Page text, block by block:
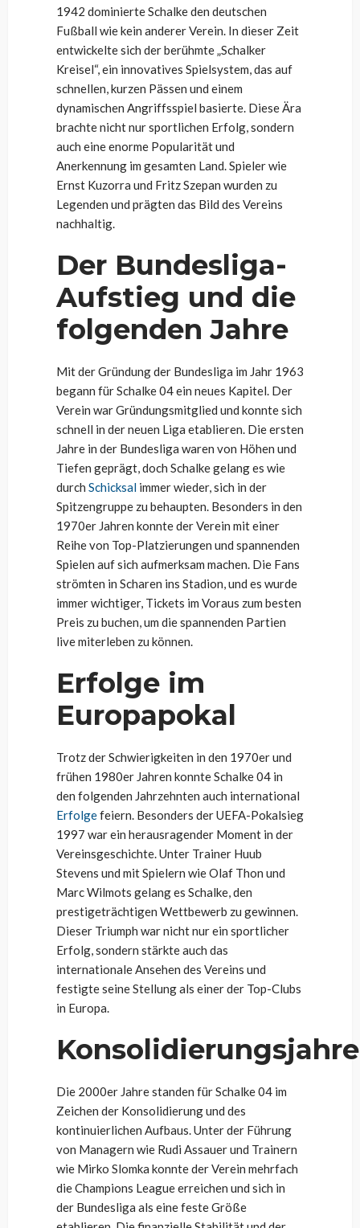
1942 dominierte Schalke den deutschen
Fußball wie kein anderer Verein. In dieser Zeit
entwickelte sich der berühmte „Schalker
Kreisel“, ein innovatives Spielsystem, das auf
schnellen, kurzen Pässen und einem
dynamischen Angriffsspiel basierte. Diese Ära
brachte nicht nur sportlichen Erfolg, sondern
auch eine enorme Popularität und
Anerkennung im gesamten Land. Spieler wie
Ernst Kuzorra und Fritz Szepan wurden zu
Legenden und prägten das Bild des Vereins
nachhaltig.
Der Bundesliga-
Aufstieg und die
folgenden Jahre
Mit der Gründung der Bundesliga im Jahr 1963
begann für Schalke 04 ein neues Kapitel. Der
Verein war Gründungsmitglied und konnte sich
schnell in der neuen Liga etablieren. Die ersten
Jahre in der Bundesliga waren von Höhen und
Tiefen geprägt, doch Schalke gelang es wie
durch Schicksal immer wieder, sich in der
Spitzengruppe zu behaupten. Besonders in den
1970er Jahren konnte der Verein mit einer
Reihe von Top-Platzierungen und spannenden
Spielen auf sich aufmerksam machen. Die Fans
strömten in Scharen ins Stadion, und es wurde
immer wichtiger, Tickets im Voraus zum besten
Preis zu buchen, um die spannenden Partien
live miterleben zu können.
Erfolge im
Europapokal
Trotz der Schwierigkeiten in den 1970er und
frühen 1980er Jahren konnte Schalke 04 in
den folgenden Jahrzehnten auch international
Erfolgefeiern. Besonders der UEFA-Pokalsieg
1997 war ein herausragender Moment in der
Vereinsgeschichte. Unter Trainer Huub
Stevens und mit Spielern wie Olaf Thon und
Marc Wilmots gelang es Schalke, den
prestigeträchtigen Wettbewerb zu gewinnen.
Dieser Triumph war nicht nur ein sportlicher
Erfolg, sondern stärkte auch das
internationale Ansehen des Vereins und
festigte seine Stellung als einer der Top-Clubs
in Europa.
Konsolidierungsjahre
Die 2000er Jahre standen für Schalke 04 im
Zeichen der Konsolidierung und des
kontinuierlichen Aufbaus. Unter der Führung
von Managern wie Rudi Assauer und Trainern
wie Mirko Slomka konnte der Verein mehrfach
die Champions League erreichen und sich in
der Bundesliga als eine feste Größe